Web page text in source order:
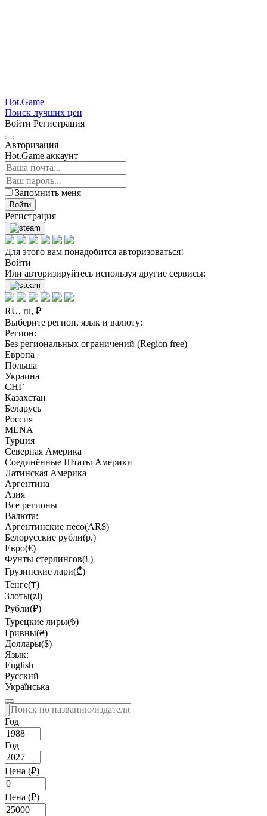
Hot.Game
Поиск лучших цен
Войти Регистрация
Авторизация
Hot.Game аккаунт
Запомнить меня
Войти
Регистрация
Для этого вам понадобится авторизоваться!
Войти
Или авторизируйтесь используя другие сервисы:
RU, ru, ₽
Выберите регион, язык и валюту:
Регион:
Без региональных ограничений (Region free)
Европа
Польша
Украина
СНГ
Казахстан
Беларусь
Россия
MENA
Турция
Северная Америка
Соединённые Штаты Америки
Латинская Америка
Аргентина
Азия
Все регионы
Валюта:
Аргентинские песо(AR$)
Белорусские рубли(р.)
Евро(€)
Фунты стерлингов(£)
Грузинские лари(₾)
Тенге(₸)
Злоты(zł)
Рубли(₽)
Турецкие лиры(₺)
Гривны(₴)
Доллары($)
Язык:
English
Русский
Українська
Год
Год
Цена (₽)
Цена (₽)